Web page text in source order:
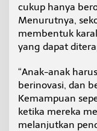
cukup hanya
Menurutnya,
membentuk
yang dapat
“Anak-anak
berinovasi, dan
Kemampuan
ketika mereka
melanjutkan